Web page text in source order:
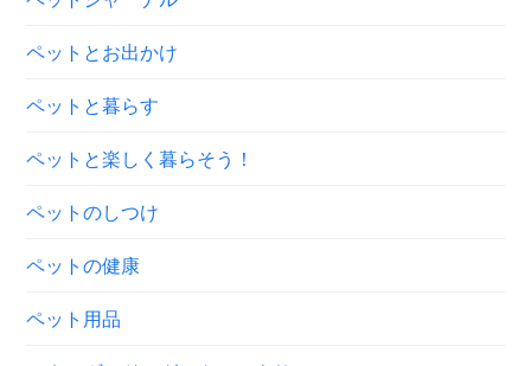
ペットとお出かけ
ペットと暮らす
ペットと楽しく暮らそう！
ペットのしつけ
ペットの健康
ペット用品